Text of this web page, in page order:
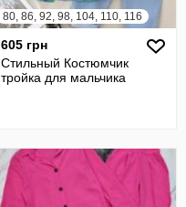
80, 86, 92, 98, 104, 110, 116
605 грн
Стильный Костюмчик
тройка для мальчика